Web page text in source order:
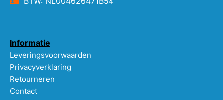
Informatie
Leveringsvoorwaarden
Privacyverklaring
Retourneren
Contact